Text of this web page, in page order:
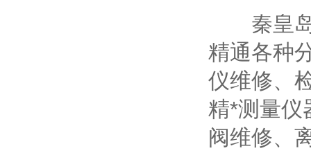
秦皇岛
精通各种
仪维修、
精*测量仪
阀维修、